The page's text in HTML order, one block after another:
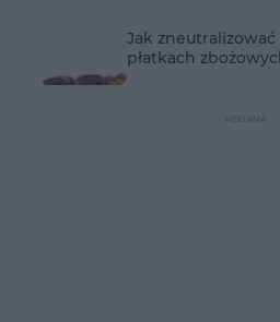
Jak
płatkach